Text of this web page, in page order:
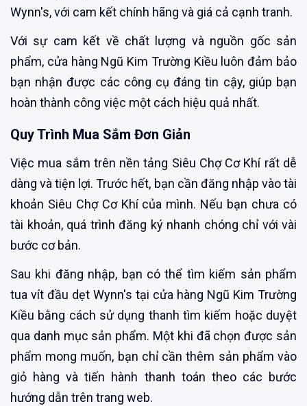
Wynn's, với cam kết chính hãng và giá cả cạnh tranh.
Với sự cam kết về chất lượng và nguồn gốc sản
phẩm, cửa hàng Ngũ Kim Trường Kiều luôn đảm bảo
bạn nhận được các công cụ đáng tin cậy, giúp bạn
hoàn thành công việc một cách hiệu quả nhất.
Quy Trình Mua Sắm Đơn Giản
Việc mua sắm trên nền tảng Siêu Chợ Cơ Khí rất dễ
dàng và tiện lợi. Trước hết, bạn cần đăng nhập vào tài
khoản Siêu Chợ Cơ Khí của mình. Nếu bạn chưa có
tài khoản, quá trình đăng ký nhanh chóng chỉ với vài
bước cơ bản.
Sau khi đăng nhập, bạn có thể tìm kiếm sản phẩm
tua vít đầu dẹt Wynn's tại cửa hàng Ngũ Kim Trường
Kiều bằng cách sử dụng thanh tìm kiếm hoặc duyệt
qua danh mục sản phẩm. Một khi đã chọn được sản
phẩm mong muốn, bạn chỉ cần thêm sản phẩm vào
giỏ hàng và tiến hành thanh toán theo các bước
hướng dẫn trên trang web.